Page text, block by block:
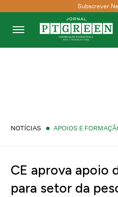
Subscrever
NOTÍCIAS APOIOS E
CE aprova apoio
para setor da